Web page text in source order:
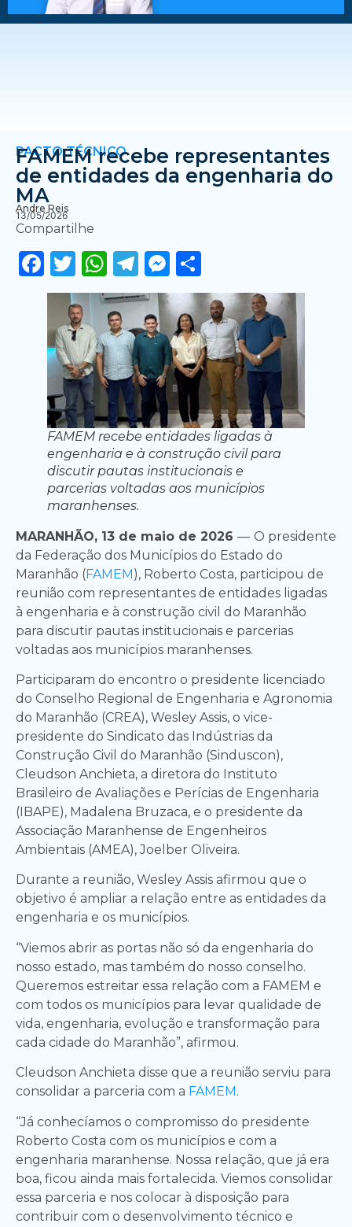
PACTO TÉCNICO
FAMEM recebe representantes
de entidades da engenharia do
MA
Andre Reis
13/05/2026
Compartilhe
Facebook
Twitter
WhatsApp
Telegram
Messenger
FAMEM recebe entidades ligadas à
engenharia e à construção civil para
discutir pautas institucionais e
parcerias voltadas aos municípios
maranhenses.
MARANHÃO, 13 de maio de 2026 — O presidente
da Federação dos Municípios do Estado do
Maranhão (FAMEM), Roberto Costa, participou de
reunião com representantes de entidades ligadas
à engenharia e à construção civil do Maranhão
para discutir pautas institucionais e parcerias
voltadas aos municípios maranhenses.
Participaram do encontro o presidente licenciado
do Conselho Regional de Engenharia e Agronomia
do Maranhão (CREA), Wesley Assis, o vice-
presidente do Sindicato das Indústrias da
Construção Civil do Maranhão (Sinduscon),
Cleudson Anchieta, a diretora do Instituto
Brasileiro de Avaliações e Perícias de Engenharia
(IBAPE), Madalena Bruzaca, e o presidente da
Associação Maranhense de Engenheiros
Ambientais (AMEA), Joelber Oliveira.
Durante a reunião, Wesley Assis afirmou que o
objetivo é ampliar a relação entre as entidades da
engenharia e os municípios.
“Viemos abrir as portas não só da engenharia do
nosso estado, mas também do nosso conselho.
Queremos estreitar essa relação com a FAMEM e
com todos os municípios para levar qualidade de
vida, engenharia, evolução e transformação para
cada cidade do Maranhão”, afirmou.
Cleudson Anchieta disse que a reunião serviu para
consolidar a parceria com a FAMEM .
“Já conhecíamos o compromisso do presidente
Roberto Costa com os municípios e com a
engenharia maranhense. Nossa relação, que já era
boa, ficou ainda mais fortalecida. Viemos consolidar
essa parceria e nos colocar à disposição para
contribuir com o desenvolvimento técnico e